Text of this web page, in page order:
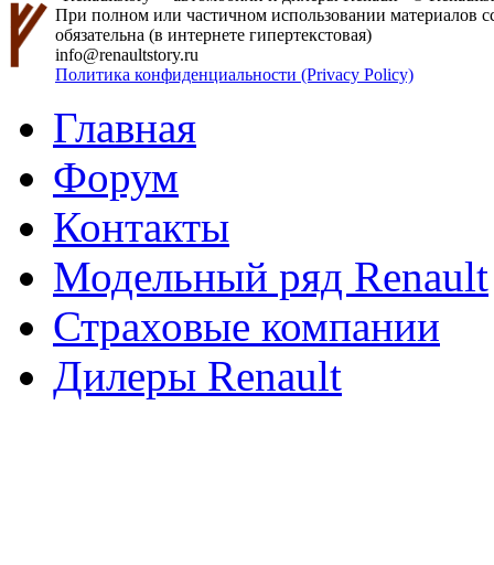
При полном или частичном использовании материалов
обязательна (в интернете гипертекстовая)
info@renaultstory.ru
Политика конфиденциальности (Privacy Policy)
Главная
Форум
Контакты
Модельный ряд Renault
Страховые компании
Дилеры Renault